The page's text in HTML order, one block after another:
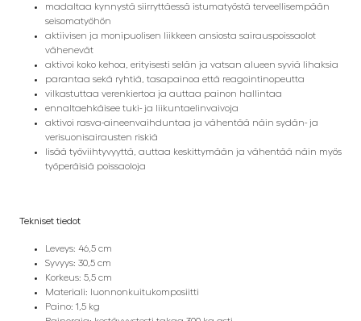
madaltaa kynnystä siirryttäessä istumatyöstä terveellisempään
seisomatyöhön
aktiivisen ja monipuolisen liikkeen ansiosta sairauspoissaolot
vähenevät
aktivoi koko kehoa, erityisesti selän ja vatsan alueen syviä lihaksia
parantaa sekä ryhtiä, tasapainoa että reagointinopeutta
vilkastuttaa verenkiertoa ja auttaa painon hallintaa
ennaltaehkäisee tuki- ja liikuntaelinvaivoja
aktivoi rasva-aineenvaihduntaa ja vähentää näin sydän- ja
verisuonisairausten riskiä
lisää työviihtyvyyttä, auttaa keskittymään ja vähentää näin myös
työperäisiä poissaoloja
Tekniset tiedot
Leveys: 46,5 cm
Syvyys: 30,5 cm
Korkeus: 5,5 cm
Materiali: luonnonkuitukomposiitti
Paino: 1,5 kg